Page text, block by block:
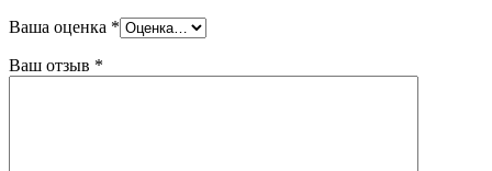
Ваша оценка *
Ваш отзыв *